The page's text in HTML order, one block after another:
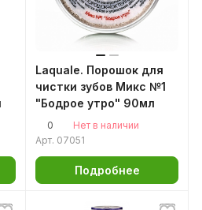
так и
Laquale. Порошок для
чистки зубов Микс №1
"Бодрое утро" 90мл
0
Нет в наличии
Арт. 07051
Подробнее